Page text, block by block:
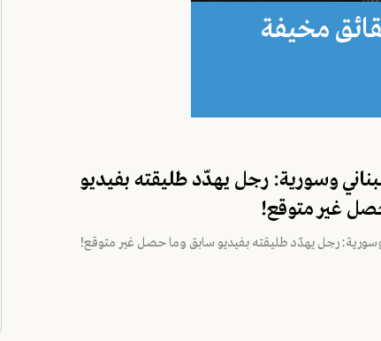
مخيفة
وسورية: رجل يهدّد طليقته بفيديو
غير متوقع!
رجل يهدّد طليقته بفيديو سابق وما حصل غير متوقع!